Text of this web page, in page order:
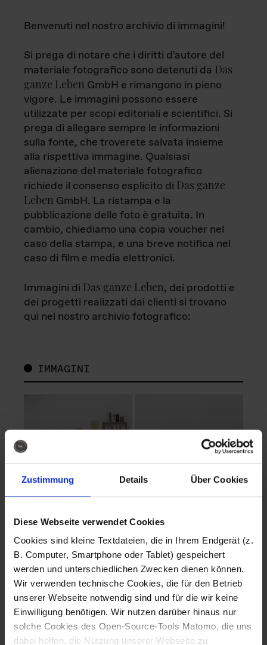
Zustimmung Details Über Cookies
Diese Webseite verwendet Cookies
Cookies sind kleine Textdateien, die in Ihrem Endgerät (z.
B. Computer, Smartphone oder Tablet) gespeichert
werden und unterschiedlichen Zwecken dienen können.
Wir verwenden technische Cookies, die für den Betrieb
unserer Webseite notwendig sind und für die wir keine
Einwilligung benötigen. Wir nutzen darüber hinaus nur
solche Cookies des Open-Source-Tools Matomo, die uns
dabei helfen, die Nutzung unserer Webseite zu
Benvenuti nel nostro archivio di immagini!
Si prega di notare che i diritti d'autore del
materiale fotografico sono detenuti da Das
ganze Leben GmbH e rimangono in pieno
vigore. Le immagini possono essere
utilizzate per scopi editoriali e scientifici. Si
prega di allegare sempre le informazioni
sulla fonte, che troverete salvata insieme
alla rispettiva immagine. Qualsiasi
alienazione del materiale fotografico
richiede il consenso esplicito di Das ganze
Leben GmbH. La ristampa e la
pubblicazione delle foto è gratuita. In
cambio, chiediamo una copia voucher nel
caso della stampa, e una breve notifica nel
caso di film e media elettronici.
Immagini di Das ganze Leben, dei prodotti e
dei progetti realizzati dai clienti si trovano
qui nel nostro archivio fotografico:
IMMAGINI
Fotografo: Lorenz
Sternbach
Download
Fotografo: Lorenz
Sternbach
Download